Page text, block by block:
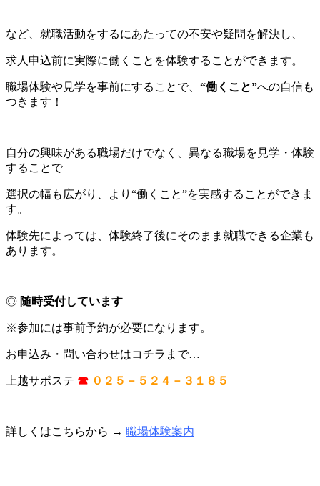
など、就職活動をするにあたっての不安や疑問を解決し、
求人申込前に実際に働くことを体験することができます。
職場体験や見学を事前にすることで、 “働くこと”への自信も
つきます！
自分の興味がある職場だけでなく、異なる職場を見学・体験
することで
選択の幅も広がり、より“働くこと”を実感することができま
す。
体験先によっては、体験終了後にそのまま就職できる企業も
あります。
◎ 随時受付しています
※参加には事前予約が必要になります。
お申込み・問い合わせはコチラまで…
上越サポステ ☎ ０２５－５２４－３１８５
詳しくはこちらから → 職場体験案内